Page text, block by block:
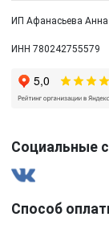
ИП Афанасьева
ИНН 780242755579
Социальные
Способ